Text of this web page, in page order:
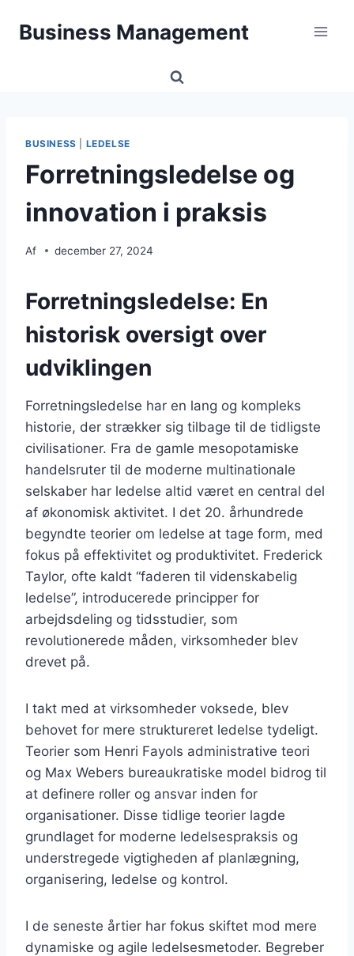
Business Management
BUSINESS LEDELSE
Forretningsledelse og
innovation i praksis
Af december 27, 2024
Forretningsledelse: En
historisk oversigt over
udviklingen
Forretningsledelse har en lang og kompleks
historie, der strækker sig tilbage til de tidligste
civilisationer. Fra de gamle mesopotamiske
handelsruter til de moderne multinationale
selskaber har ledelse altid været en central del
af økonomisk aktivitet. I det 20. århundrede
begyndte teorier om ledelse at tage form, med
fokus på effektivitet og produktivitet. Frederick
Taylor, ofte kaldt “faderen til videnskabelig
ledelse”, introducerede principper for
arbejdsdeling og tidsstudier, som
revolutionerede måden, virksomheder blev
drevet på.
I takt med at virksomheder voksede, blev
behovet for mere struktureret ledelse tydeligt.
Teorier som Henri Fayols administrative teori
og Max Webers bureaukratiske model bidrog til
at definere roller og ansvar inden for
organisationer. Disse tidlige teorier lagde
grundlaget for moderne ledelsespraksis og
understregede vigtigheden af planlægning,
organisering, ledelse og kontrol.
I de seneste årtier har fokus skiftet mod mere
dynamiske og agile ledelsesmetoder. Begreber